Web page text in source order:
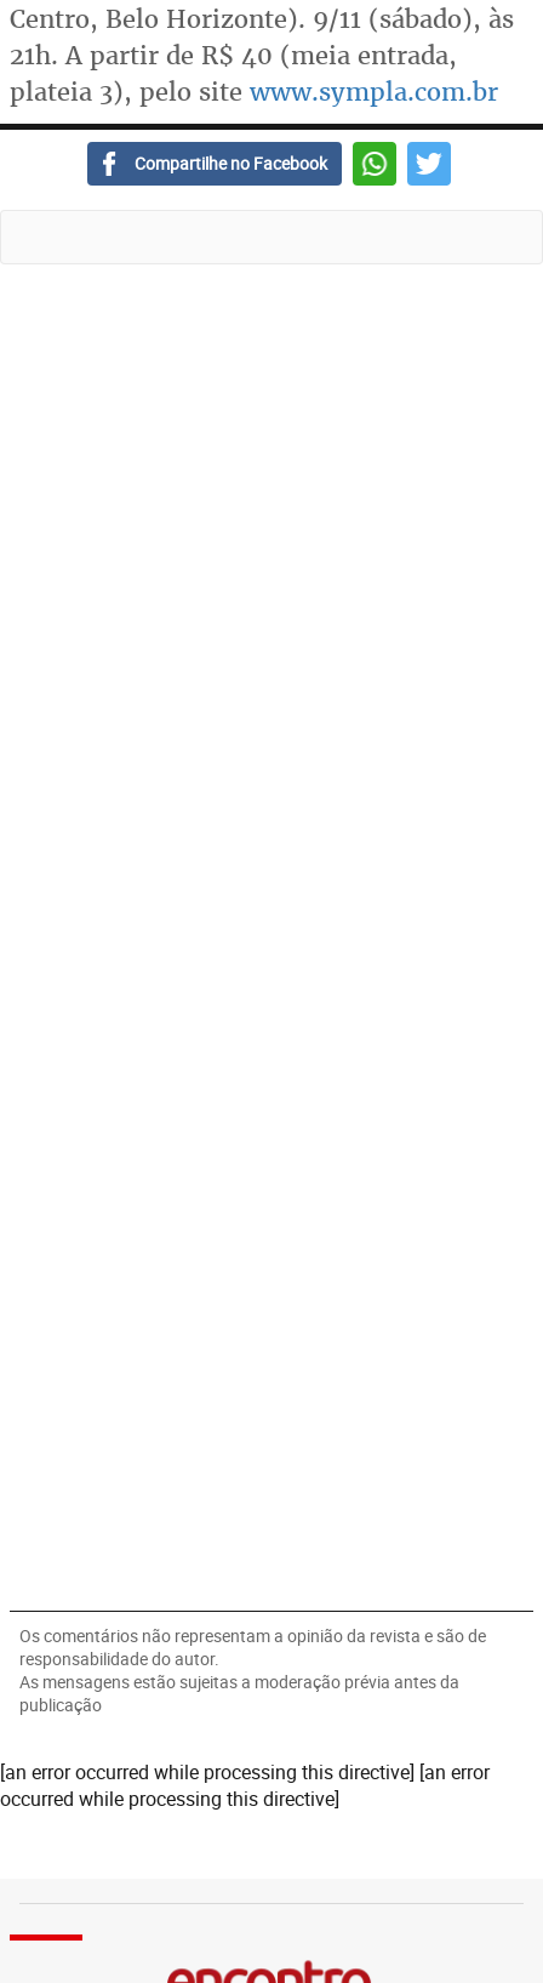
Centro, Belo Horizonte). 9/11 (sábado), às
21h. A partir de R$ 40 (meia entrada,
plateia 3), pelo sitewww.sympla.com.br
Compartilhe no Facebook
Os comentários não representam a opinião da revista e são de
responsabilidade do autor.
As mensagens estão sujeitas a moderação prévia antes da
publicação
[an error occurred while processing this directive] [an error
occurred while processing this directive]